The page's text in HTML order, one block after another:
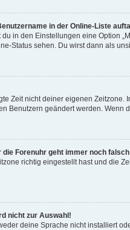
in der Online-Liste
in den Einstellungen eine Option
Status sehen. Du wirst dann als
Zeit nicht deiner eigenen Zeitzone.
Benutzern geändert werden. Wenn
die Forenuhr geht immer noch
richtig eingestellt hast und die
nicht zur Auswahl!
deine Sprache nicht installiert